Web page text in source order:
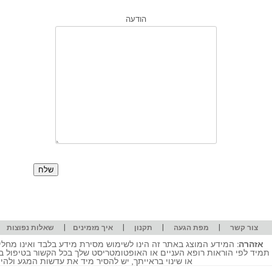
הודעה
צור קשר | מפת הגעה | תקנון |איך מזמינים | שאלות נפוצות
אזהרה: המידע המוצג באתר זה הינו לשימוש מסירת מידע בלבד ואינו
תמיד לפי הוראות רופא העניים או האופטומטריסט שלך בכל הקשור
או שינוי בראייתך, יש להסיר מיד את עדשות המגע